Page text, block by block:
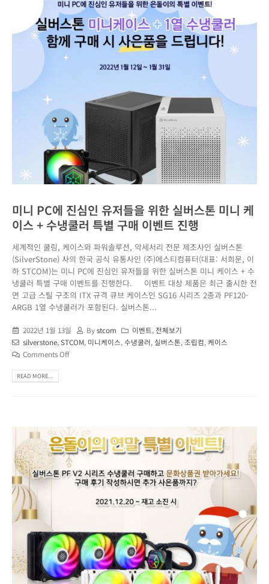
미니 PC에 진심인 유저들을 위한 실버스톤 미니 케
이스 + 수냉쿨러 특별 구매 이벤트 진행
세계적인 쿨링, 케이스와 파워솔루션, 악세서리 전문 제조사인 실버스톤
(SilverStone) 사의 한국 공식 유통사인 (주)에스티컴퓨터(대표: 서희문, 이
하 STCOM)는 미니 PC에 진심인 유저들을 위한 실버스톤 미니 케이스 + 수
냉쿨러 특별 구매 이벤트를 진행한다. 이벤트 대상 제품은 최근 출시한 전
면 고급 스틸 구조의 ITX 규격 큐브 케이스인 SG16 시리즈 2종과 PF120-
ARGB 1열 수냉쿨러가 포함된다. 실버스톤...
2022년 1월 13일 Bystcom 이벤트, 전체보기
silverstone,STCOM, 미니케이스,수냉쿨러, 실버스톤, 조립컴,케이스
Comments Off
READ MORE...